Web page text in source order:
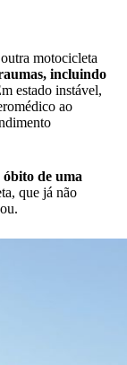
motocicleta
incluindo
estado instável,
ao
óbito de uma
que já não